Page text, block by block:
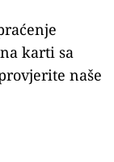
karti sa
naše